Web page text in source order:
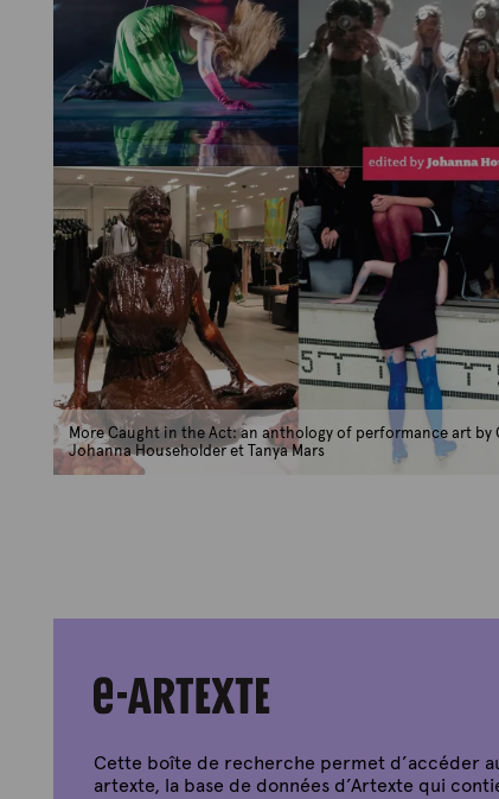
More Caught in the Act: an anthology of performance art by
Johanna Householder et Tanya Mars
Cette boîte de recherche permet d’accéder
artexte, la base de données d’Artexte qui